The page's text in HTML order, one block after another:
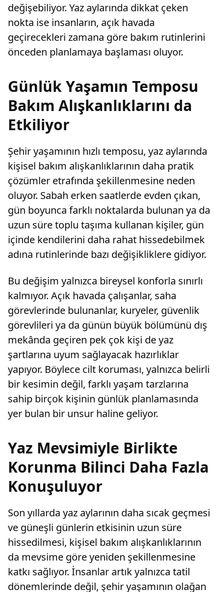
değişebiliyor. Yaz aylarında dikkat çeken
nokta ise insanların, açık havada
geçirecekleri zamana göre bakım rutinlerini
önceden planlamaya başlaması oluyor.
Günlük Yaşamın Temposu
Bakım Alışkanlıklarını da
Etkiliyor
Şehir yaşamının hızlı temposu, yaz aylarında
kişisel bakım alışkanlıklarının daha pratik
çözümler etrafında şekillenmesine neden
oluyor. Sabah erken saatlerde evden çıkan,
gün boyunca farklı noktalarda bulunan ya da
uzun süre toplu taşıma kullanan kişiler, gün
içinde kendilerini daha rahat hissedebilmek
adına rutinlerinde bazı değişikliklere gidiyor.
Bu değişim yalnızca bireysel konforla sınırlı
kalmıyor. Açık havada çalışanlar, saha
görevlerinde bulunanlar, kuryeler, güvenlik
görevlileri ya da günün büyük bölümünü dış
mekânda geçiren pek çok kişi de yaz
şartlarına uyum sağlayacak hazırlıklar
yapıyor. Böylece cilt koruması, yalnızca belirli
bir kesimin değil, farklı yaşam tarzlarına
sahip birçok kişinin günlük planlamasında
yer bulan bir unsur haline geliyor.
Yaz Mevsimiyle Birlikte
Korunma Bilinci Daha Fazla
Konuşuluyor
Son yıllarda yaz aylarının daha sıcak geçmesi
ve güneşli günlerin etkisinin uzun süre
hissedilmesi, kişisel bakım alışkanlıklarının
da mevsime göre yeniden şekillenmesine
katkı sağlıyor. İnsanlar artık yalnızca tatil
dönemlerinde değil, şehir yaşamının olağan